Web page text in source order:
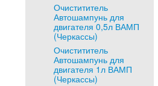
Очистититель
Автошампунь для
двигателя 0,5л ВАМП
(Черкассы)
Очистититель
Автошампунь для
двигателя 1л ВАМП
(Черкассы)